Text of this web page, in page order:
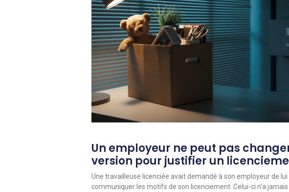
Un employeur ne peut pas
version pour justifier un
Une travailleuse licenciée avait demandé à son employeur de lui
communiquer les motifs de son licenciement. Celui-ci n’a jamais